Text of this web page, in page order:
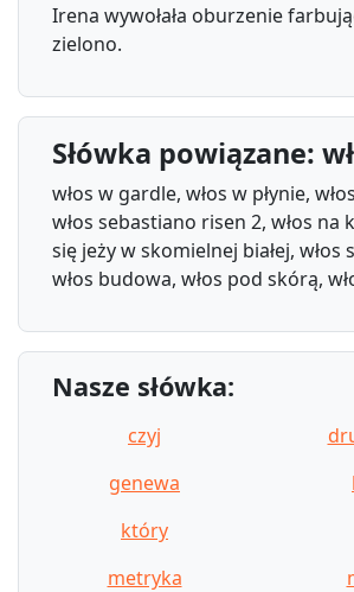
Irena wywołała oburzenie
zielono.
Słówka powiązane:
włos w gardle, włos w płynie,
włos sebastiano risen 2, włos na
się jeży w skomielnej białej, włos
włos budowa, włos pod skórą,
Nasze słówka:
czyj
genewa
który
metryka